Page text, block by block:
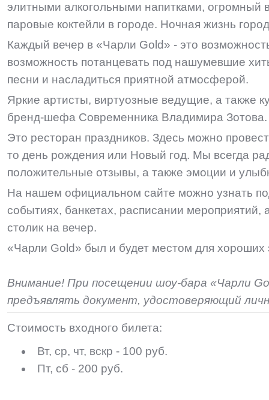
элитными алкогольными напитками, огромный
паровые коктейли в городе. Ночная жизнь
Каждый вечер в «Чарли Gold» - это
возможность потанцевать под нашумевшие
песни и насладиться приятной атмосферой.
Яркие артисты, виртуозные ведущие, а также
бренд-шефа Современника Владимира Зотова.
Это ресторан праздников. Здесь можно
то день рождения или Новый год. Мы всегда
положительные отзывы, а также эмоции и
На нашем официальном сайте можно узнать
событиях, банкетах, расписании мероприятий,
столик на вечер.
«Чарли Gold» был и будет местом для хороших
Внимание! При посещении шоу-бара «Чарли
предъявлять документ, удостоверяющий
Стоимость входного билета:
Вт, ср, чт, вскр - 100 руб.
Пт, сб - 200 руб.